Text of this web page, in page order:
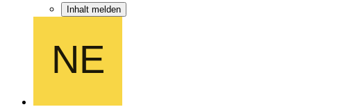
Inhalt melden